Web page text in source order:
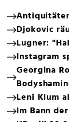
Djokovic
Lugner:
Instagram
Georgina
Leni Klum
Im Bann